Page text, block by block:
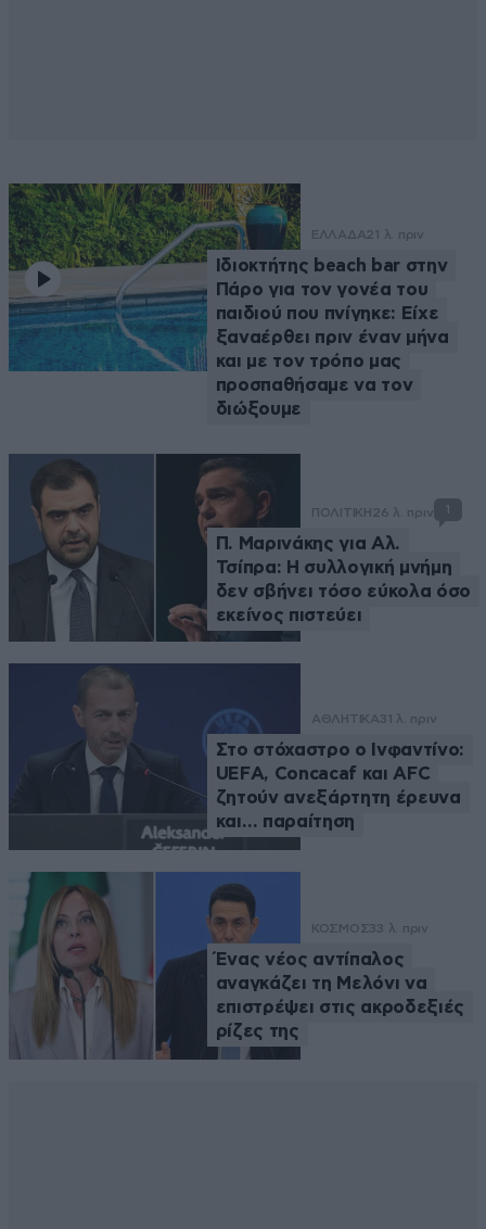
ΕΛΛΑΔΑ21 λ. πριν
Ιδιοκτήτης beach bar στην
Πάρο για τον γονέα του
παιδιού που πνίγηκε: Είχε
ξαναέρθει πριν έναν μήνα
και με τον τρόπο μας
προσπαθήσαμε να τον
διώξουμε
ΠΟΛΙΤΙΚΗ26 λ. πριν 1
Π. Μαρινάκης για Αλ.
Τσίπρα: Η συλλογική μνήμη
δεν σβήνει τόσο εύκολα όσο
εκείνος πιστεύει
ΑΘΛΗΤΙΚΑ31 λ. πριν
Στο στόχαστρο ο Ινφαντίνο:
UEFA, Concacaf και AFC
ζητούν ανεξάρτητη έρευνα
και… παραίτηση
ΚΟΣΜΟΣ33 λ. πριν
Ένας νέος αντίπαλος
αναγκάζει τη Μελόνι να
επιστρέψει στις ακροδεξιές
ρίζες της